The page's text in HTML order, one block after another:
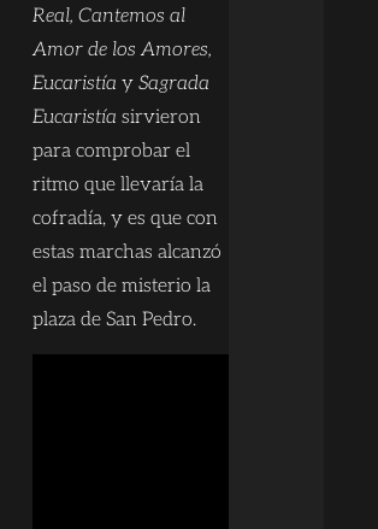
Real, Cantemos al
Amor de los Amores,
Eucaristía y Sagrada
Eucaristía sirvieron
para comprobar el
ritmo que llevaría la
cofradía, y es que con
estas marchas alcanzó
el paso de misterio la
plaza de San Pedro.